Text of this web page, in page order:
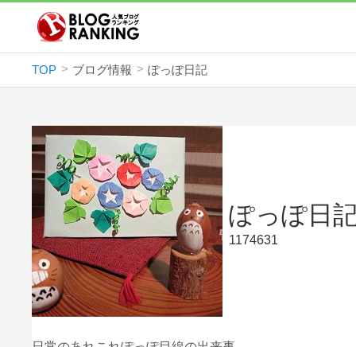
TOP ブログ情報 ぽっぽ日記
ぽっぽ日
1174631